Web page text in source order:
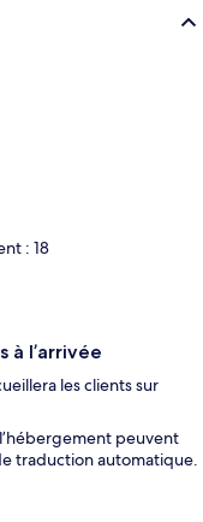
: 18
à l’arrivée
les clients sur
peuvent
traduction automatique.